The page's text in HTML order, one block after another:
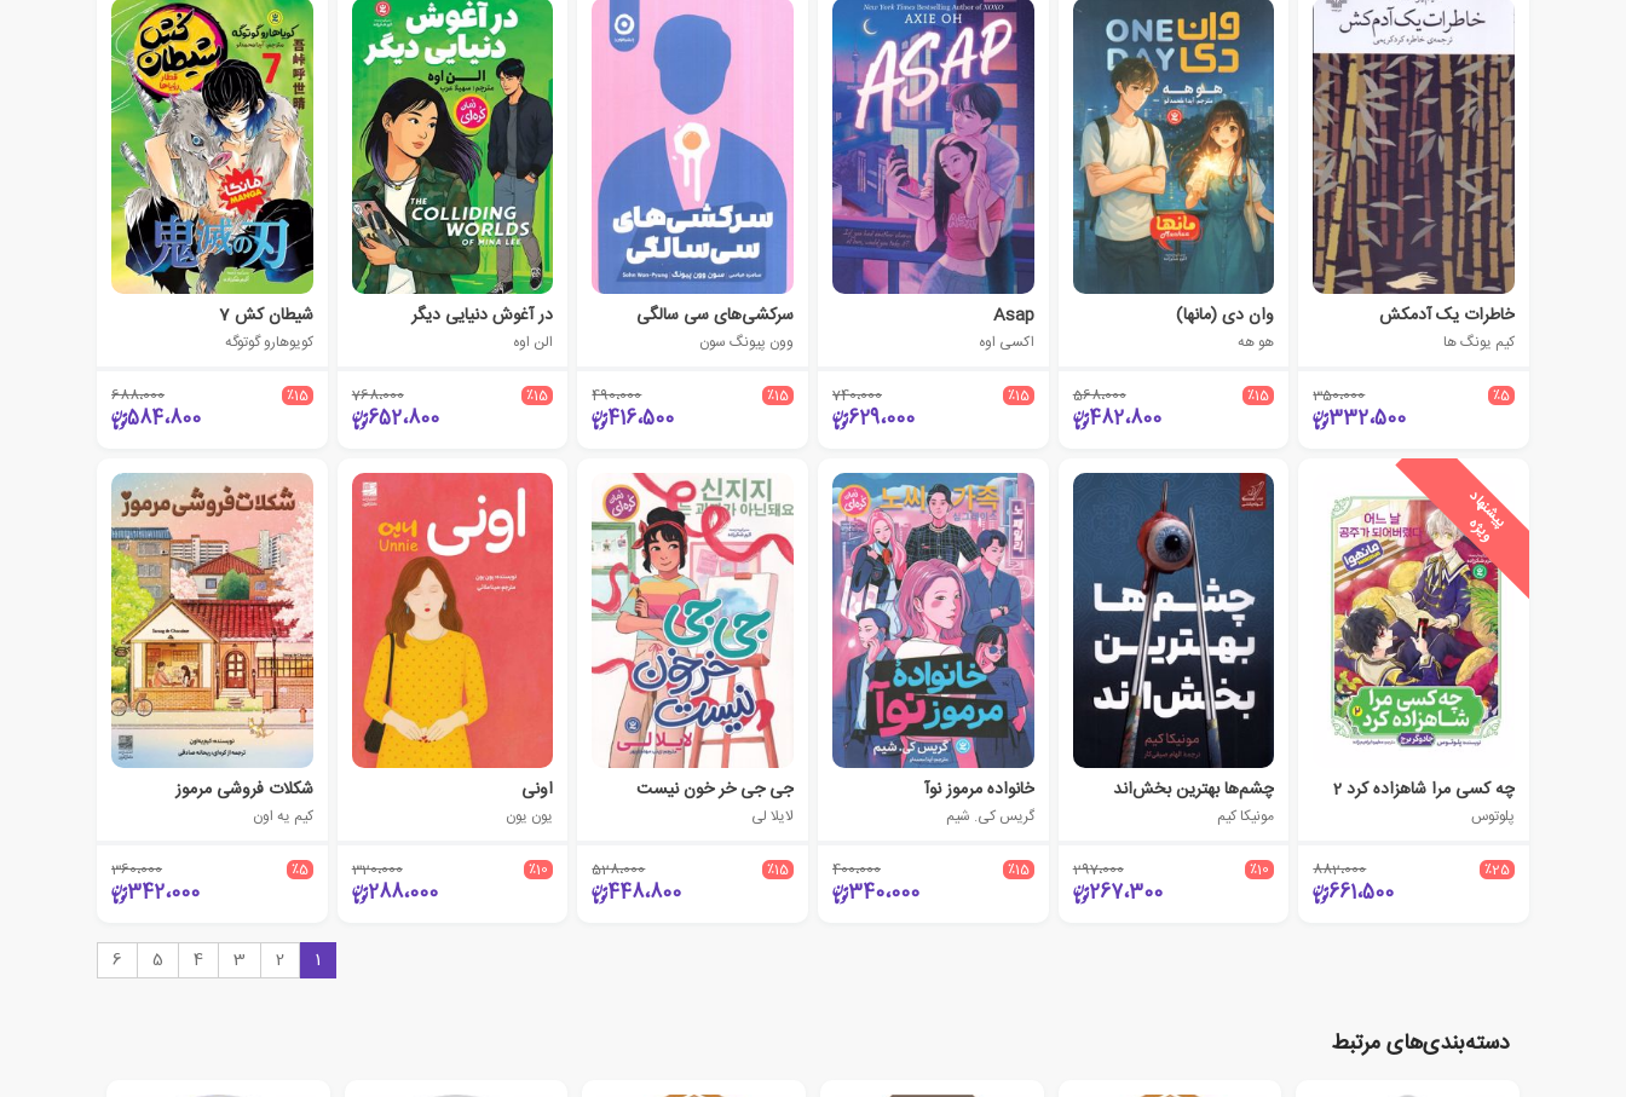
خاطرات یک آدمکش
کیم یونگ ها
٪5 350،000
332،500
وان دی (مانها)
هو هه
٪15 568،000
482،800
Asap
اکسی اوه
٪15 740،000
629،000
سرکشی‌های سی‌ سالگی
وون پیونگ سون
٪15 490،000
416،500
در آغوش دنیایی دیگر
الن اوه
٪15 768،000
652،800
شیطان کش 7
کویوهارو گوتوگه
٪15 688،000
584،800
پ
ی
ش
ن
ه
ا
د
و
ی
ژ
ه
چه کسی مرا شاهزاده کرد 2
پلوتوس
٪25 882،000
661،500
چشم‌ها بهترین بخش‌اند
مونیکا کیم
٪10 297،000
267،300
خانواده مرموز نوآ
گریس کی. شیم
٪15 400،000
340،000
جی جی خر خون نیست
لایلا لی
٪15 528،000
448،800
اونی
یون یون
٪10 320،000
288،000
شکلات فروشی مرموز
کیم یه اون
٪5 360،000
342،000
1
2
3
4
5
6
دسته‌بندی‌های مرتبط